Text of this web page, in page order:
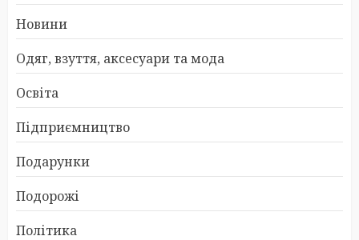
Новини
Одяг, взуття, аксесуари та мода
Освіта
Підприємництво
Подарунки
Подорожі
Політика